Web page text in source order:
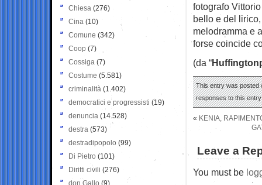
fotografo
bello e del
melodramma e
forse coincide
(da “
This entry was posted
responses to this
« KENIA,
Leave a
You must be
Chiesa (276)
Cina (10)
Comune (342)
Coop (7)
Cossiga (7)
Costume (5.581)
criminalità (1.402)
democratici e progressisti (19)
denuncia (14.528)
destra (573)
destradipopolo (99)
Di Pietro (101)
Diritti civili (276)
don Gallo (9)